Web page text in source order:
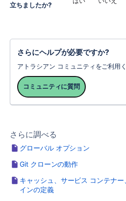
立ちましたか?
さらにヘルプが必要ですか?
アトラシアン コミュニティをご利用く
コミュニティに質問
さらに調べる
グローバル オプション
Git クローンの動作
キャッシュ、サービス コンテナ
インの定義